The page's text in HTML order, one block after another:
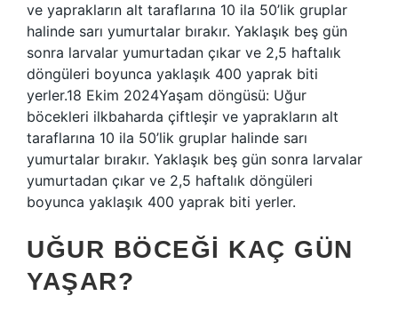
ve yaprakların alt taraflarına 10 ila 50’lik gruplar
halinde sarı yumurtalar bırakır. Yaklaşık beş gün
sonra larvalar yumurtadan çıkar ve 2,5 haftalık
döngüleri boyunca yaklaşık 400 yaprak biti
yerler.18 Ekim 2024Yaşam döngüsü: Uğur
böcekleri ilkbaharda çiftleşir ve yaprakların alt
taraflarına 10 ila 50’lik gruplar halinde sarı
yumurtalar bırakır. Yaklaşık beş gün sonra larvalar
yumurtadan çıkar ve 2,5 haftalık döngüleri
boyunca yaklaşık 400 yaprak biti yerler.
UĞUR BÖCEĞI KAÇ GÜN
YAŞAR?